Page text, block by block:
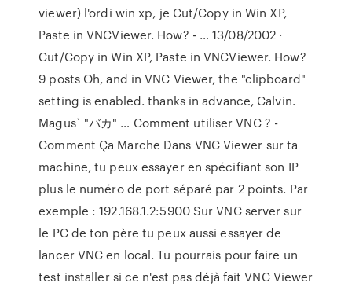
viewer) l'ordi win xp, je Cut/Copy in Win XP,
Paste in VNCViewer. How? - … 13/08/2002 ·
Cut/Copy in Win XP, Paste in VNCViewer. How?
9 posts Oh, and in VNC Viewer, the "clipboard"
setting is enabled. thanks in advance, Calvin.
Magus` "バカ" … Comment utiliser VNC ? -
Comment Ça Marche Dans VNC Viewer sur ta
machine, tu peux essayer en spécifiant son IP
plus le numéro de port séparé par 2 points. Par
exemple : 192.168.1.2:5900 Sur VNC server sur
le PC de ton père tu peux aussi essayer de
lancer VNC en local. Tu pourrais pour faire un
test installer si ce n'est pas déjà fait VNC Viewer